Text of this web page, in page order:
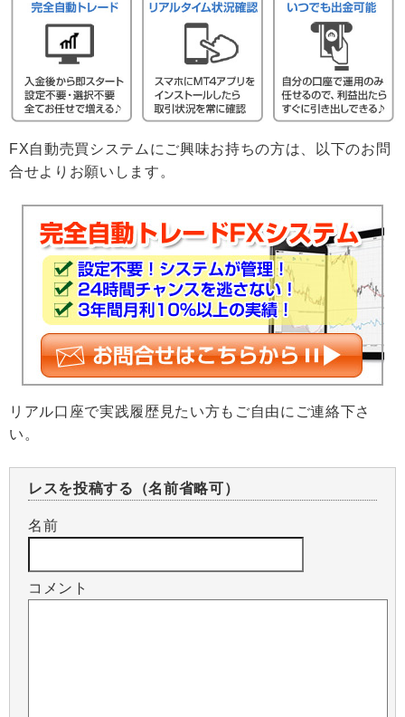
FX自動売買システムにご興味お持ちの方は、以下のお問
合せよりお願いします。
リアル口座で実践履歴見たい方もご自由にご連絡下さ
い。
レスを投稿する（名前省略可）
名前
コメント